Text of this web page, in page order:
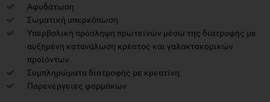
Αφυδάτωση
Σωματική υπερκόπωση
Υπερβολική πρόσληψη πρωτεϊνών μέσω της διατροφής με
αυξημένη κατανάλωση κρέατος και γαλακτοκομικών
προϊόντων
Συμπληρώματα διατροφής με κρεατίνη
Παρενέργειες φαρμάκων